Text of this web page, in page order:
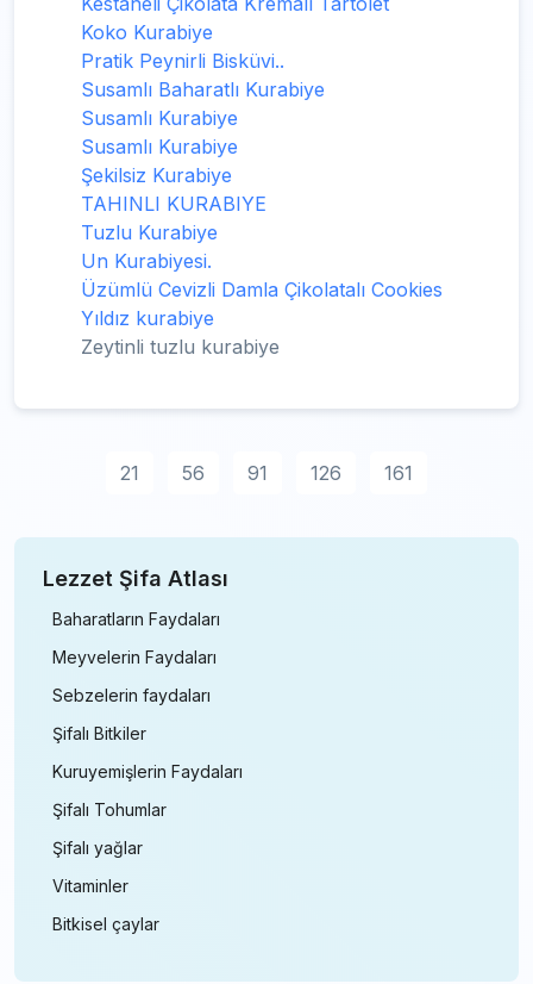
Koko Kurabiye
Pratik Peynirli Bisküvi..
Susamlı Baharatlı Kurabiye
Susamlı Kurabiye
Susamlı Kurabiye
Şekilsiz Kurabiye
TAHINLI KURABIYE
Tuzlu Kurabiye
Un Kurabiyesi.
Üzümlü Cevizli Damla Çikolatalı Cookies
Yıldız kurabiye
Zeytinli tuzlu kurabiye
21 56 91 126 161
Lezzet Şifa Atlası
Baharatların Faydaları
Meyvelerin Faydaları
Sebzelerin faydaları
Şifalı Bitkiler
Kuruyemişlerin Faydaları
Şifalı Tohumlar
Şifalı yağlar
Vitaminler
Bitkisel çaylar